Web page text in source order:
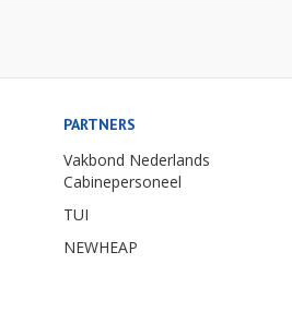
PARTNERS
Vakbond Nederlands
Cabinepersoneel
TUI
NEWHEAP